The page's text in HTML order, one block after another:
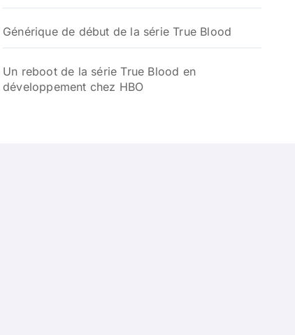
Générique de début de la série True Blood
Un reboot de la série True Blood en
développement chez HBO